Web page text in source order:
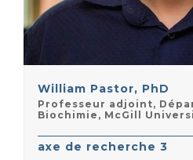
William Pastor, PhD
Professeur adjoint,
Biochimie, McGill
axe de recherche 3